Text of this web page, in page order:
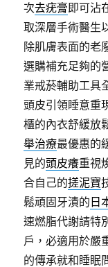
次去疣膏即可沾
取深層手術醫生
除肌膚表面的老
選購補充足夠的
業戒菸輔助工具
頭皮引領睡意重
櫃的內衣舒緩放
舉治療最優惠的
見的頭皮癢重視
合自己的搓泥寶
鬆頑固牙漬的 日
速燃脂代謝請特
戶，必適用於嚴
的傳承就和睡眠